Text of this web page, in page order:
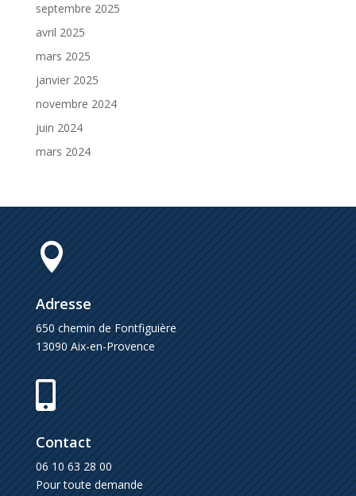
septembre 2025
avril 2025
mars 2025
janvier 2025
novembre 2024
juin 2024
mars 2024

Adresse
650 chemin de Fontfiguière
13090 Aix-en-Provence

Contact
06 10 63 28 00
Pour toute demande